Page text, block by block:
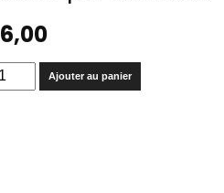
6,00
Ajouter au panier